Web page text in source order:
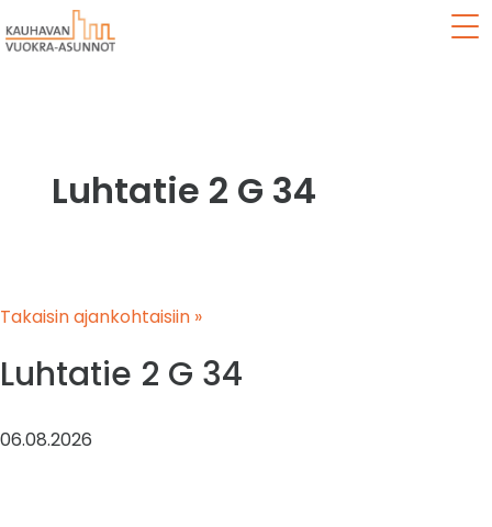
Luhtatie 2 G 34
Takaisin ajankohtaisiin »
Luhtatie 2 G 34
06.08.2026